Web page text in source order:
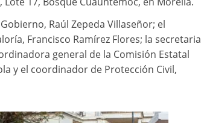
Raúl Zepeda Villaseñor; el
Francisco Ramírez Flores; la secretaria
general de la Comisión Estatal
y el coordinador de Protección Civil,